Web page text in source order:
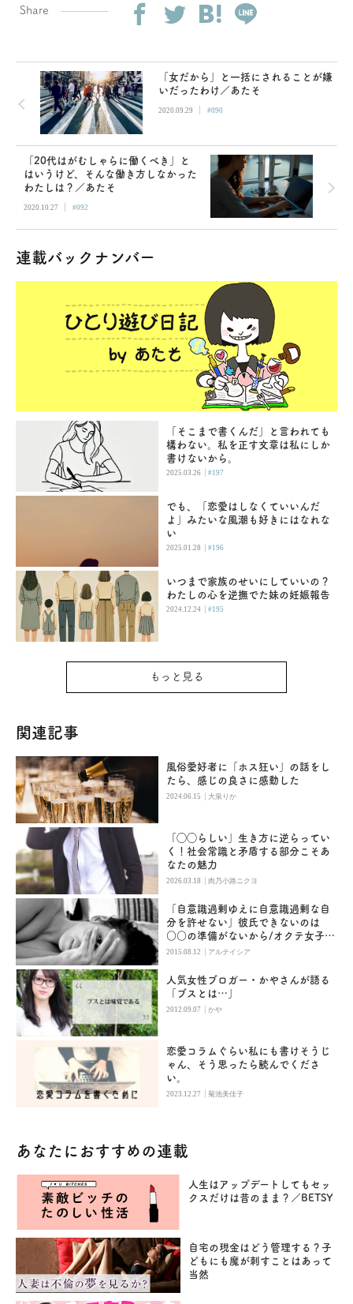
Share
「女だから」と一括にされることが嫌
いだったわけ／あたそ
2020.09.29 | #090
「20代はがむしゃらに働くべき」と
はいうけど、そんな働き方しなかった
わたしは？／あたそ
2020.10.27 | #092
連載バックナンバー
「そこまで書くんだ」と言われても
構わない。私を正す文章は私にしか
書けないから。
2025.03.26 |#197
でも、「恋愛はしなくていいんだ
よ」みたいな風潮も好きにはなれな
い
2025.01.28 |#196
いつまで家族のせいにしていいの？
わたしの心を逆撫でた妹の妊娠報告
2024.12.24 |#195
もっと見る
関連記事
風俗愛好者に「ホス狂い」の話をし
たら、感じの良さに感動した
2024.06.15 |大泉りか
「◯◯らしい」生き方に逆らってい
く！社会常識と矛盾する部分こそあ
なたの魅力
2026.03.18 |肉乃小路ニクヨ
「自意識過剰ゆえに自意識過剰な自
分を許せない」彼氏できないのは
○○の準備がないから/オクテ女子座
談会(4)
2015.08.12 | アルテイシア
人気女性ブロガー・かやさんが語る
「ブスとは…」
2012.09.07 |かや
恋愛コラムぐらい私にも書けそうじ
ゃん、そう思ったら読んでくださ
い。
2023.12.27 |菊池美佳子
あなたにおすすめの連載
人生はアップデートしてもセッ
クスだけは昔のまま？／BETSY
自宅の現金はどう管理する？子
どもにも魔が刺すことはあって
当然